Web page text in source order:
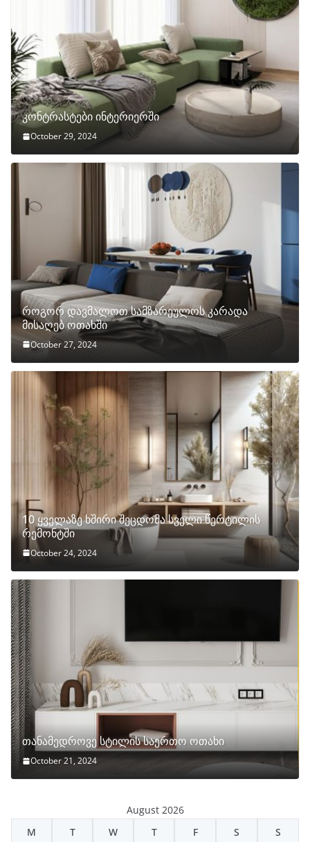
კონტრასტები ინტერიერში
October 29, 2024
როგორ დავმალოთ სამზარეულოს კარადა
მისაღებ ოთახში
October 27, 2024
10 ყველაზე ხშირი შეცდომა სველი წერტილის
რემონტში
October 24, 2024
თანამედროვე სტილის საერთო ოთახი
October 21, 2024
August 2026
M
T W T F S S